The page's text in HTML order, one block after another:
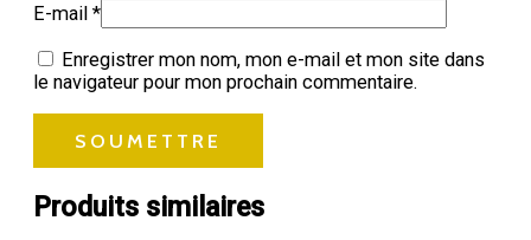
E-mail *
Enregistrer mon nom, mon e-mail et mon site dans
le navigateur pour mon prochain commentaire.
Produits similaires